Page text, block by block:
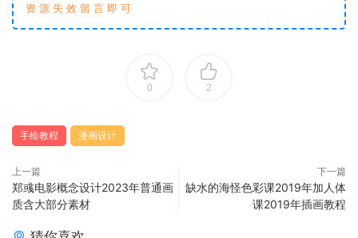
资 源 失 效 留 言 即 可
0 2
手绘教程 漫画设计
上一篇
郑彧电影概念设计2023年普通画
质含大部分素材
下一篇
缺水的海怪色彩课2019年加人体
课2019年插画教程